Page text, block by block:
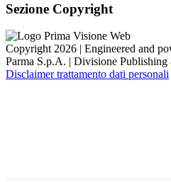
Sezione Copyright
Copyright 2026 | Engineered and
Parma S.p.A. | Divisione
Disclaimer trattamento dati personali